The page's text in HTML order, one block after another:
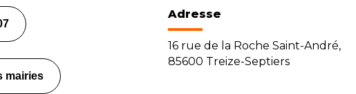
mairies
Adresse
16 rue de la Roche Saint-André,
85600 Treize-Septiers